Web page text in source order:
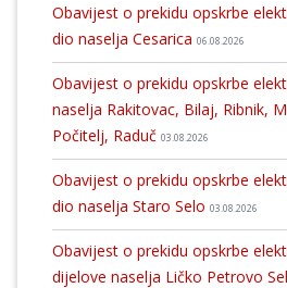
Obavijest o prekidu opskrbe
dio naselja Cesarica 06.08.2026
Obavijest o prekidu opskrbe
naselja Rakitovac, Bilaj, Ribnik,
Počitelj, Raduč 03.08.2026
Obavijest o prekidu opskrbe
dio naselja Staro Selo 03.08.2026
Obavijest o prekidu opskrbe
dijelove naselja Ličko Petrovo